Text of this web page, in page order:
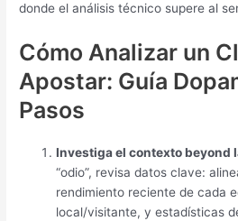
donde el análisis técnico supere al
Cómo Analizar un
Apostar: Guía
Pasos
Investiga el contexto beyond
“odio”, revisa datos clave:
rendimiento reciente de cada
local/visitante, y estadísticas